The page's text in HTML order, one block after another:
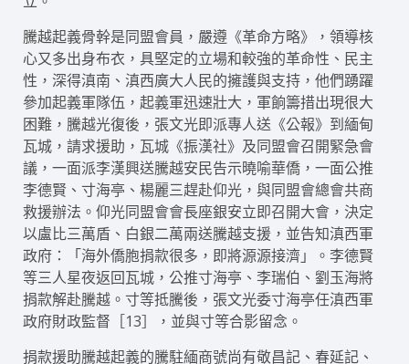
騰越起義骨幹是同盟會員，嚴遵《革命方略》，領導核
心又多出身布衣，具堅定的立場和較強的革命性、民主
性，深得滇南、滇西廣大人民的擁護與支持，他們踴躍
參加起義軍隊伍，起義軍迅速壯大，軍餉籌措出現很大
困難，騰越光復後，張文光即派專人送《公報》到緬甸
瓦城，請求援助，瓦城《振漢社》及同盟會召開緊急會
議，一面派李漢興送騰越安民告示曉喻華僑，一面公推
李德賢、寸海亭、楊麗三趕赴仰光，與同盟會總會共商
救援辦法。仰光同盟會會長座銀安立即召開大會，決定
以盧比三萬盾、白銀二萬兩送騰越支援，並告知滇西軍
政府：「海外僑胞捐款很多，即將源源接濟」。李德賢
等三人星夜返回瓦城，公推寸海亭、李瑞伯、劉玉海將
捐款解赴騰越。寸等抵騰後，張文光委寸海亭任滇西軍
政府財政監督［13］，並與寸等合影留念。
捐款援助騰越起義的騰駐緬商號尚有敬昌記、春延記、